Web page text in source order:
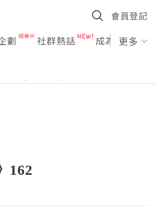
會員登記
劃 社群熱話 成為U更多
162